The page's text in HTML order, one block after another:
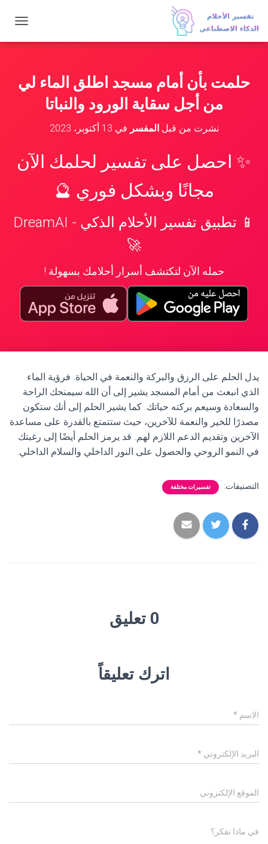
ب
ا
حلمت بأن أمام مسجد اطلق الماء لي
من أجل سقاية الورود والنباتا
نشرت من قبلالمفسر في 13 أكتوبر، 2023
✨ احصل على تفسير لحلمك الآن
مجانًا وبشكل فوري 🔮
📱 تطبيق تفسير الأحلام الذكي - DreamAI
🚀
حمله الآن لتكتشف أسرار أحلامك بسهولة !
يدل الحلم على الرزق والبركة والنعمة في الحياة. فرؤية الماء
الذي انبعث من أمام المسجد يشير إلى أن الله سيمنحك الراحة
والسعادة وسيعم بركته حياتك. كما يشير الحلم إلى أنك ستكون
مصدرًا للخير والنعمة للآخرين، حيث ستتمتع بالقدرة على مساعدة
الآخرين وتقديم الدعم اللازم لهم. قد يرمز الحلم أيضًا إلى رغبتك
في النمو الروحي والحصول على النور الداخلي والسلام الداخلي.
التصنيفات: تفسيرات مختلفة
0 تعليق
اترك تعليقاً
الاسم *
البريد الإلكتروني *
الموقع الإلكتروني
في ماذا تفكر؟